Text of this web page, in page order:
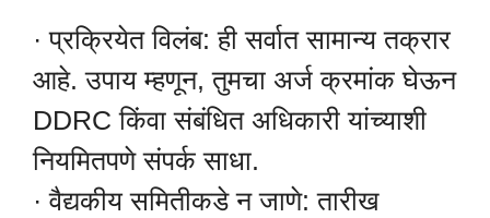
· प्रक्रियेत विलंब: ही सर्वात सामान्य तक्रार
आहे. उपाय म्हणून, तुमचा अर्ज क्रमांक घेऊन
DDRC किंवा संबंधित अधिकारी यांच्याशी
नियमितपणे संपर्क साधा.
· वैद्यकीय समितीकडे न जाणे: तारीख